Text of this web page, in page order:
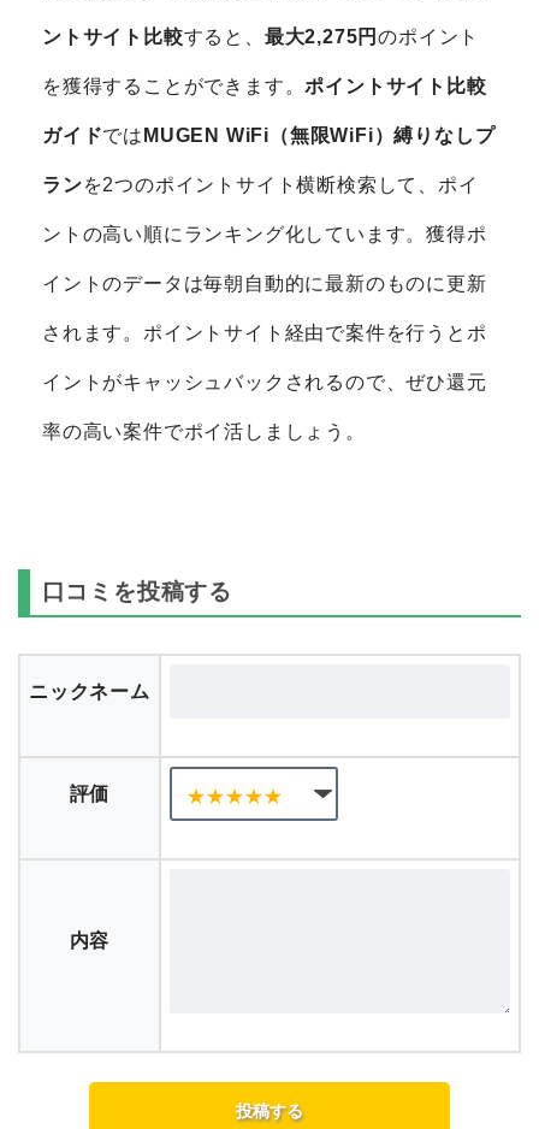
ントサイト比較すると、 最大2,275円のポイント
を獲得することができます。ポイントサイト比較
ガイドでは MUGEN WiFi（無限WiFi）縛りなしプ
ランを2つのポイントサイト横断検索して、ポイ
ントの高い順にランキング化しています。獲得ポ
イントのデータは毎朝自動的に最新のものに更新
されます。ポイントサイト経由で案件を行うとポ
イントがキャッシュバックされるので、ぜひ還元
率の高い案件でポイ活しましょう。
口コミを投稿する
ニックネーム
評価
内容